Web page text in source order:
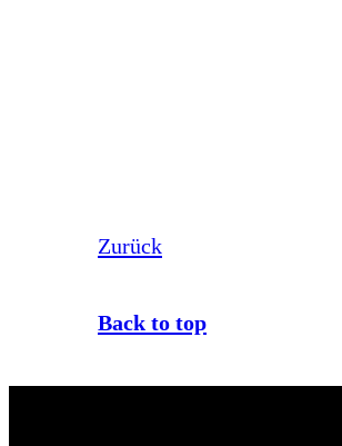
Zurück
Back to top